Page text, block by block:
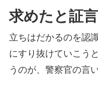
求めたと証言
立ちはだかるのを認
にすり抜けていこう
うのが、警察官の言